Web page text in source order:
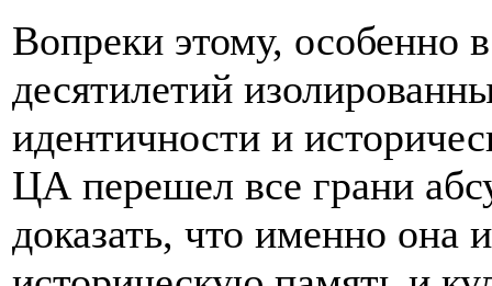
Вопреки этому, особенно
десятилетий
идентичности и
ЦА перешел все грани
доказать, что именно она